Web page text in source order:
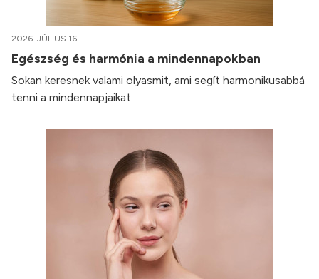
2026. JÚLIUS 16.
Egészség és harmónia a mindennapokban
Sokan keresnek valami olyasmit, ami segít harmonikusabbá
tenni a mindennapjaikat.